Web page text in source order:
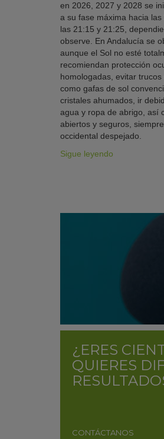
en 2026, 2027 y 2028 se
a su fase máxima hacia
las 21:15 y 21:25,
observe. En Andalucía se
aunque el Sol no esté
recomiendan protección
homologadas, evitar
como gafas de sol
cristales ahumados, ir
agua y ropa de abrigo, así
abiertos y seguros,
occidental despejado.
Sigue leyendo
¿ERES
QUIERES
CONTÁCTANOS